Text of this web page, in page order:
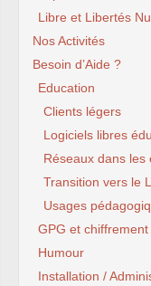
Libre et Libertés
Nos Activités
Besoin d’Aide ?
Education
Clients légers
Logiciels libres
Réseaux dans les
Transition vers le
Usages
GPG et chiffrement
Humour
Installation /